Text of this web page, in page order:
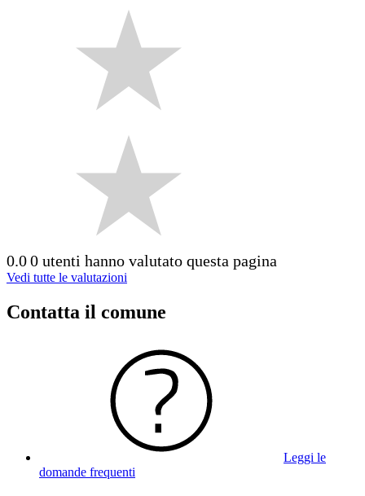
0.00 utenti hanno valutato questa pagina
Vedi tutte le valutazioni
Contatta il comune
Leggi le
domande frequenti